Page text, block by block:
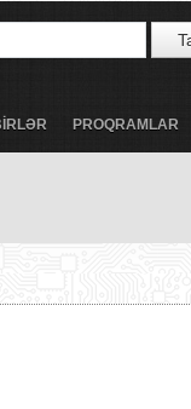
PROQRAMLAR